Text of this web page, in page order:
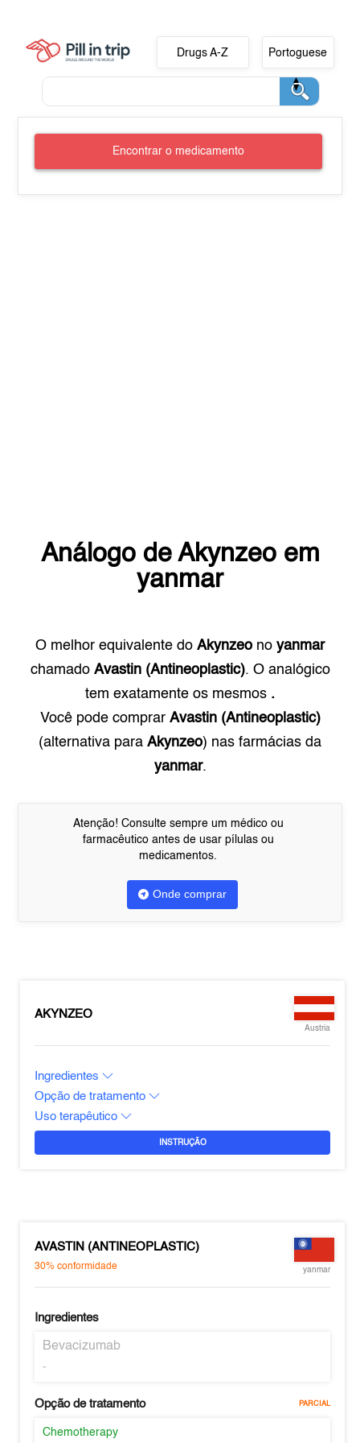
Drugs A-Z Portoguese
Encontrar o medicamento
Análogo de Akynzeoem
yanmar
O melhor equivalente do Akynzeo no yanmar
chamado Avastin (Antineoplastic). O analógico
tem exatamente os mesmos .
Você pode comprar Avastin (Antineoplastic)
(alternativa para Akynzeo) nas farmácias da
yanmar.
Atenção! Consulte sempre um médico ou
farmacêutico antes de usar pílulas ou
medicamentos.
Onde comprar
AKYNZEO
Austria
Ingredientes
Opção de tratamento
Uso terapêutico
INSTRUÇÃO
AVASTIN (ANTINEOPLASTIC)
30%conformidade yanmar
Ingredientes
Bevacizumab
-
Opção de tratamento PARCIAL
Chemotherapy